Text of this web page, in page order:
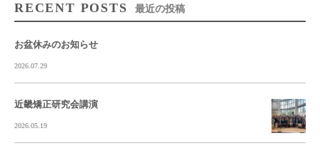
RECENT POSTS 最近の投稿
お盆休みのお知らせ
2026.07.29
近畿矯正研究会講演
2026.05.19